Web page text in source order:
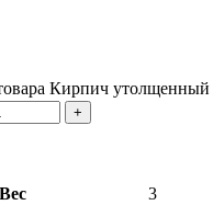
Кирпич утолщенный
Вес 3